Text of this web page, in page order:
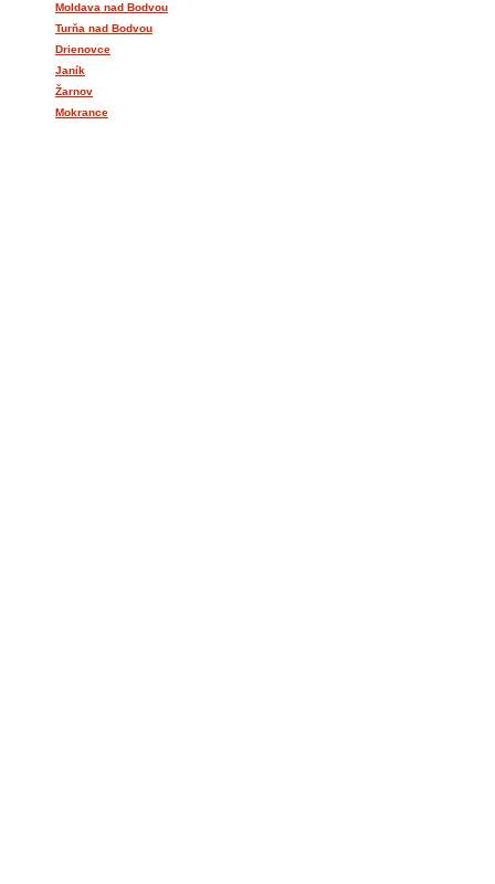
Moldava nad Bodvou
Turňa nad Bodvou
Drienovce
Janík
Žarnov
Mokrance